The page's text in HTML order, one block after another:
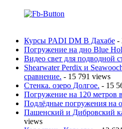
Курсы PADI DM В Дахабе -
Погружение на дно Blue
Видео свет для подводной
Shearwater Perdix и
сравнение. - 15 791 views
Стенка. озеро Долгое. - 15
Погружение на 120 метров
Подлёдные погружения на
Пашенский и Дибровский
views